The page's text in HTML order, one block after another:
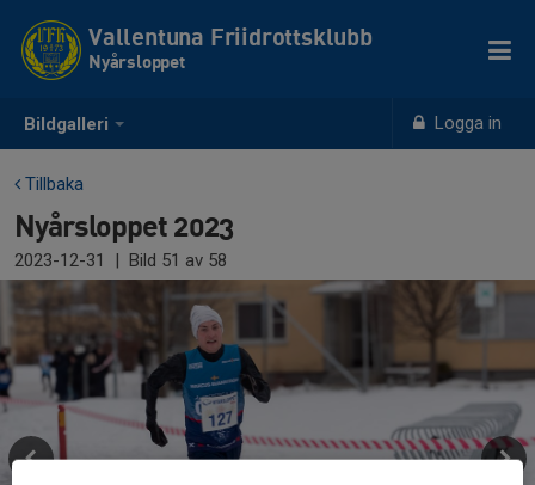
Bildgalleri Logga in
Vallentuna Friidrottsklubb
Nyårsloppet
Tillbaka
Nyårsloppet 2023
2023-12-31 | Bild 51 av 58